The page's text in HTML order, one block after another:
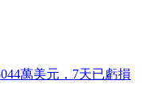
萬美元，7天已虧損